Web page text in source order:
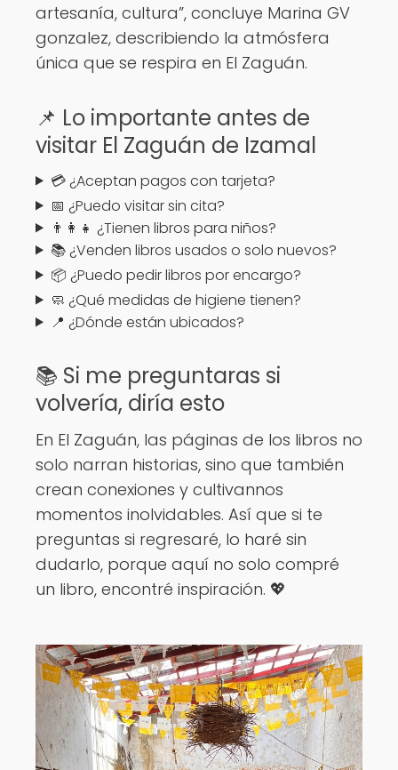
artesanía, cultura”, concluye Marina GV
gonzalez, describiendo la atmósfera
única que se respira en El Zaguán.
📌 Lo importante antes de
visitar El Zaguán de Izamal
💳 ¿Aceptan pagos con tarjeta?
📅 ¿Puedo visitar sin cita?
👨‍👩‍👧 ¿Tienen libros para niños?
📚 ¿Venden libros usados o solo nuevos?
📦 ¿Puedo pedir libros por encargo?
🧼 ¿Qué medidas de higiene tienen?
📍 ¿Dónde están ubicados?
📚 Si me preguntaras si
volvería, diría esto
En El Zaguán, las páginas de los libros no
solo narran historias, sino que también
crean conexiones y cultivannos
momentos inolvidables. Así que si te
preguntas si regresaré, lo haré sin
dudarlo, porque aquí no solo compré
un libro, encontré inspiración. 💖